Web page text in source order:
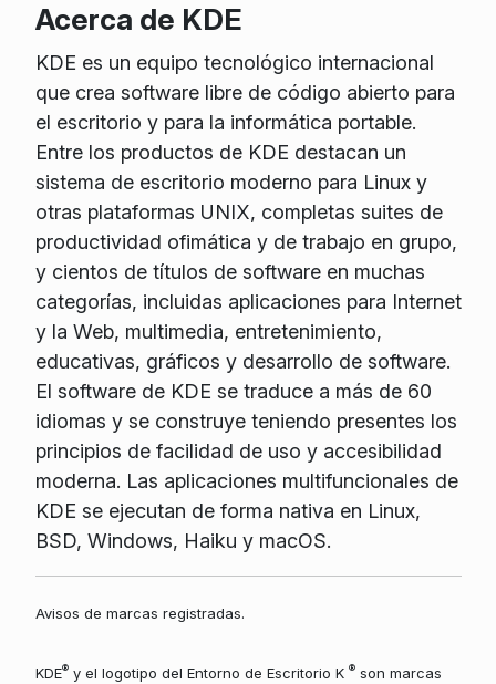
Acerca de KDE
KDE es un equipo tecnológico internacional
que crea software libre de código abierto para
el escritorio y para la informática portable.
Entre los productos de KDE destacan un
sistema de escritorio moderno para Linux y
otras plataformas UNIX, completas suites de
productividad ofimática y de trabajo en grupo,
y cientos de títulos de software en muchas
categorías, incluidas aplicaciones para Internet
y la Web, multimedia, entretenimiento,
educativas, gráficos y desarrollo de software.
El software de KDE se traduce a más de 60
idiomas y se construye teniendo presentes los
principios de facilidad de uso y accesibilidad
moderna. Las aplicaciones multifuncionales de
KDE se ejecutan de forma nativa en Linux,
BSD, Windows, Haiku y macOS.
Avisos de marcas registradas.
KDE®y el logotipo del Entorno de Escritorio K ®son marcas